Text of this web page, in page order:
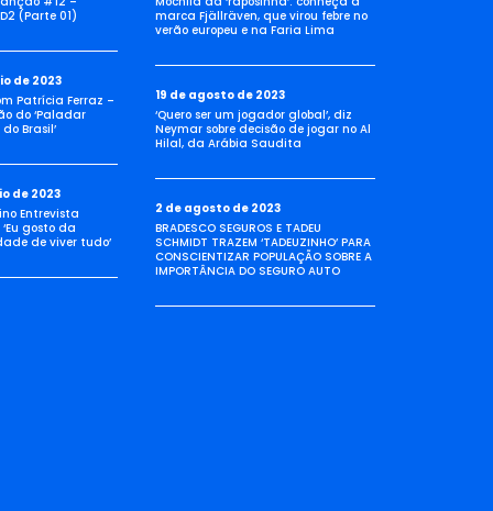
(Parte 01)
de 2023
Patrícia Ferraz –
do ‘Paladar
Brasil’
de 2023
Entrevista
gosto da
de viver tudo’
marca Fjällräven, que virou febre no
verão europeu e na Faria Lima
19 de agosto de 2023
‘Quero ser um jogador global’, diz
Neymar sobre decisão de jogar no Al
Hilal, da Arábia Saudita
2 de agosto de 2023
BRADESCO SEGUROS E TADEU
SCHMIDT TRAZEM ‘TADEUZINHO’ PARA
CONSCIENTIZAR POPULAÇÃO SOBRE A
IMPORTÂNCIA DO SEGURO AUTO